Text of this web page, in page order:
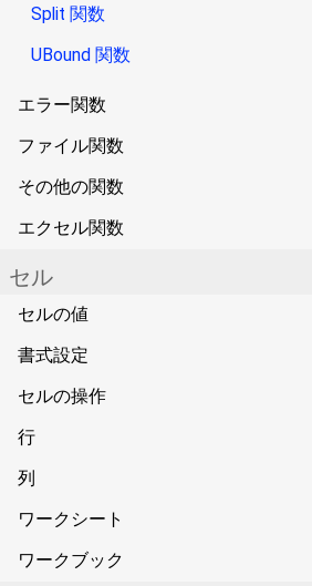
Split 関数
UBound 関数
エラー関数
ファイル関数
その他の関数
エクセル関数
セル
セルの値
書式設定
セルの操作
行
列
ワークシート
ワークブック